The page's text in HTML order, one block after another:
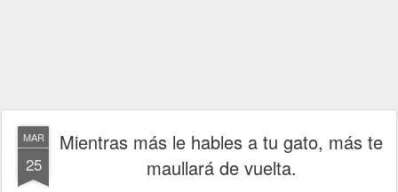
MAR
25
Mientras más le hables a tu gato, más te
maullará de vuelta.